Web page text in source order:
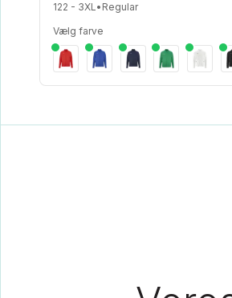
122 - 3XL• Regular
Vælg farve